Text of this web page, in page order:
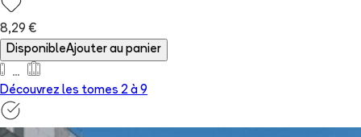
8,29 €
DisponibleAjouter au panier
Découvrez les tomes 2 à 9